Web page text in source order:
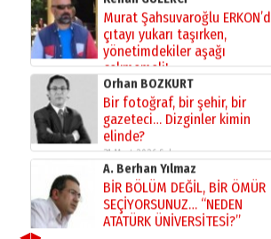
Murat Şahsuvaroğlu ERKON’da
çıtayı yukarı taşırken,
yönetimdekiler aşağı
çekmemeli!
17 Şubat 2026 SalıOrhan BOZKURT
Bir fotoğraf, bir şehir, bir
gazeteci… Dizginler kimin
elinde?
31 Mart 2026 Salı
A. Berhan Yılmaz
BİR BÖLÜM DEĞİL, BİR ÖMÜR
SEÇİYORSUNUZ… “NEDEN
ATATÜRK ÜNİVERSİTESİ?”
28 Temmuz 2026 Salı